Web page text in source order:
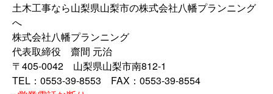
土木工事なら山梨県山梨市の株式会社八幡プランニング
へ
株式会社八幡プランニング
代表取締役 齋間 元治
〒405-0042 山梨県山梨市南812-1
TEL：0553-39-8553 FAX：0553-39-8554